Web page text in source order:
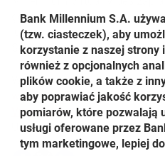
godz. 18:00. Kolejne
lutego. Za organizację i
Serviceplan.
Więcej informacji na:
www.roblox.com/games/
Virtual-Vibes
Udostępnij
Bank Millennium S.A.
(tzw. ciasteczek), aby
korzystanie z naszej
również z opcjonalnych
plików cookie, a także z
aby poprawiać jakość
pomiarów, które pozwalają
usługi oferowane przez
tym marketingowe, lepiej